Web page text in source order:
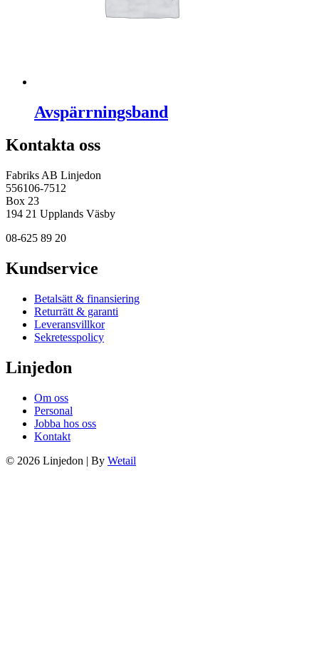
Avspärrningsband
Kontakta oss
Fabriks AB Linjedon
556106-7512
Box 23
194 21 Upplands Väsby
08-625 89 20
Kundservice
Betalsätt & finansiering
Returrätt & garanti
Leveransvillkor
Sekretesspolicy
Linjedon
Om oss
Personal
Jobba hos oss
Kontakt
© 2026 Linjedon | By Wetail